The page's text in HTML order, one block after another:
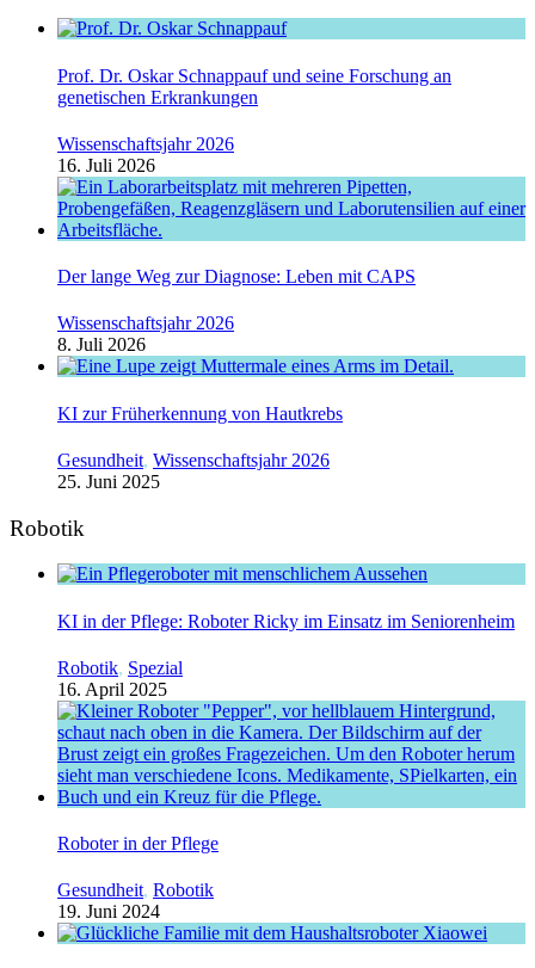
Prof. Dr. Oskar Schnappauf und seine Forschung an
genetischen Erkrankungen
Wissenschaftsjahr 2026
16. Juli 2026
Der lange Weg zur Diagnose: Leben mit CAPS
Wissenschaftsjahr 2026
8. Juli 2026
KI zur Früherkennung von Hautkrebs
Gesundheit, Wissenschaftsjahr 2026
25. Juni 2025
Robotik
KI in der Pflege: Roboter Ricky im Einsatz im Seniorenheim
Robotik, Spezial
16. April 2025
Roboter in der Pflege
Gesundheit, Robotik
19. Juni 2024